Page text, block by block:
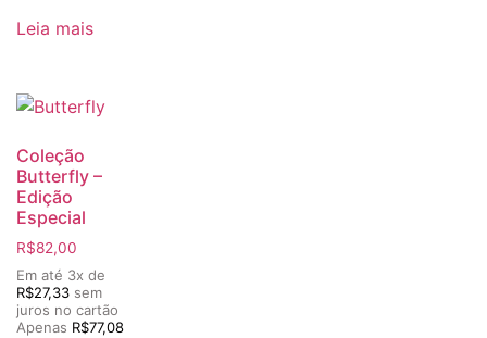
Leia mais
Coleção
Butterfly –
Edição
Especial
R$82,00
Em até 3x de
R$27,33 sem
juros no cartão
Apenas R$77,08